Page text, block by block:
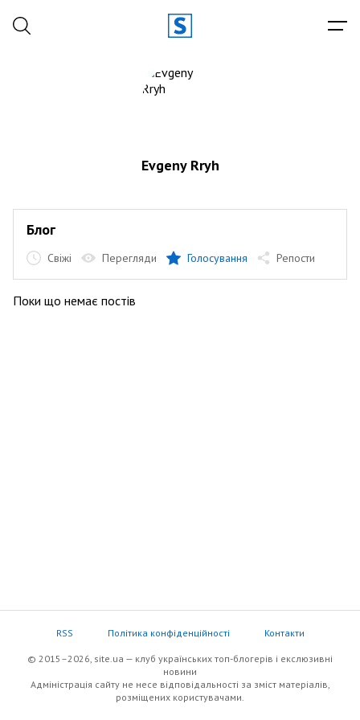
Evgeny Rryh
Блог
Свіжі Перегляди Голосування Репости
Поки що немає постів
RSS Політика конфіденційності Контакти
© 2015–2026, site.ua — клуб українських топ-блогерів i екслюзивнi
новини
Адміністрація сайту не несе відповідальності за зміст матеріалів,
розміщених користувачами.